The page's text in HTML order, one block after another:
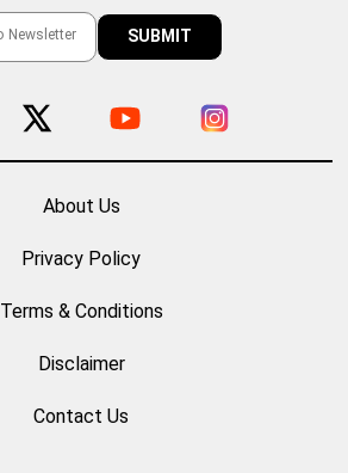
About Us
Privacy Policy
Terms & Conditions
Disclaimer
Contact Us